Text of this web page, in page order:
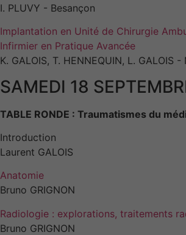
I. PLUVY - Besançon
Implantation en Unité de Chirurgie
Infirmier en Pratique Avancée
K. GALOIS, T. HENNEQUIN, L. GALOIS -
SAMEDI 18
TABLE RONDE : Traumatismes du
Introduction
Laurent GALOIS
Anatomie
Bruno GRIGNON
Radiologie : explorations, traitements
Bruno GRIGNON